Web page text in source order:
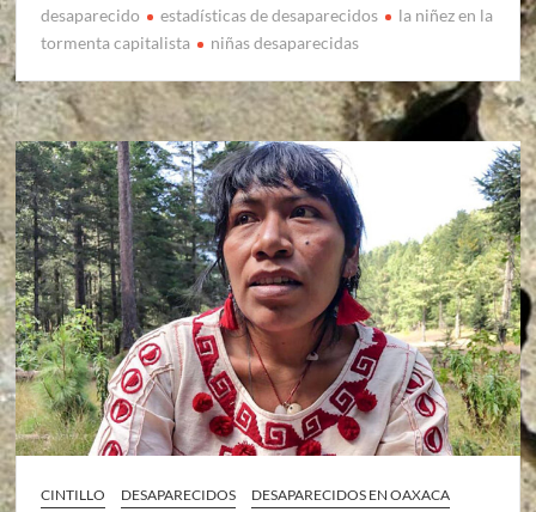
desaparecido estadísticas de desaparecidos
la niñez en la
tormenta capitalista
niñas desaparecidas
CINTILLO DESAPARECIDOS
DESAPARECIDOS EN OAXACA